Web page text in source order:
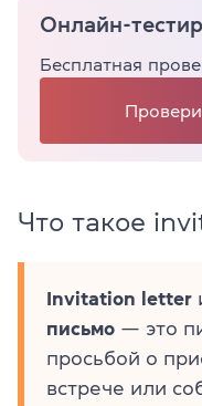
Онлайн-
Бесплатная
Что такое
Invitation letter
письмо — это
просьбой о
встрече или